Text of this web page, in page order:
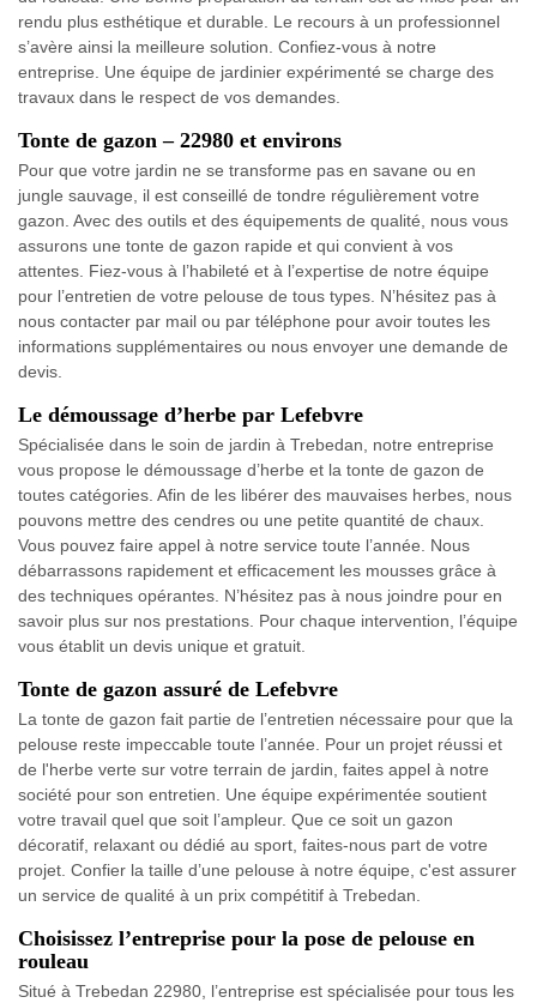
rendu plus esthétique et durable. Le recours à un professionnel
s’avère ainsi la meilleure solution. Confiez-vous à notre
entreprise. Une équipe de jardinier expérimenté se charge des
travaux dans le respect de vos demandes.
Tonte de gazon – 22980 et environs
Pour que votre jardin ne se transforme pas en savane ou en
jungle sauvage, il est conseillé de tondre régulièrement votre
gazon. Avec des outils et des équipements de qualité, nous vous
assurons une tonte de gazon rapide et qui convient à vos
attentes. Fiez-vous à l’habileté et à l’expertise de notre équipe
pour l’entretien de votre pelouse de tous types. N’hésitez pas à
nous contacter par mail ou par téléphone pour avoir toutes les
informations supplémentaires ou nous envoyer une demande de
devis.
Le démoussage d’herbe par Lefebvre
Spécialisée dans le soin de jardin à Trebedan, notre entreprise
vous propose le démoussage d’herbe et la tonte de gazon de
toutes catégories. Afin de les libérer des mauvaises herbes, nous
pouvons mettre des cendres ou une petite quantité de chaux.
Vous pouvez faire appel à notre service toute l’année. Nous
débarrassons rapidement et efficacement les mousses grâce à
des techniques opérantes. N’hésitez pas à nous joindre pour en
savoir plus sur nos prestations. Pour chaque intervention, l’équipe
vous établit un devis unique et gratuit.
Tonte de gazon assuré de Lefebvre
La tonte de gazon fait partie de l’entretien nécessaire pour que la
pelouse reste impeccable toute l’année. Pour un projet réussi et
de l'herbe verte sur votre terrain de jardin, faites appel à notre
société pour son entretien. Une équipe expérimentée soutient
votre travail quel que soit l’ampleur. Que ce soit un gazon
décoratif, relaxant ou dédié au sport, faites-nous part de votre
projet. Confier la taille d’une pelouse à notre équipe, c'est assurer
un service de qualité à un prix compétitif à Trebedan.
Choisissez l’entreprise pour la pose de pelouse en
rouleau
Situé à Trebedan 22980, l’entreprise est spécialisée pour tous les